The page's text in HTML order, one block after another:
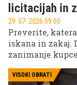
licitacijah in
29. 07. 2026 09.00
Preverite,
iskana in zakaj.
zanimanje
VISOKI OBRATI